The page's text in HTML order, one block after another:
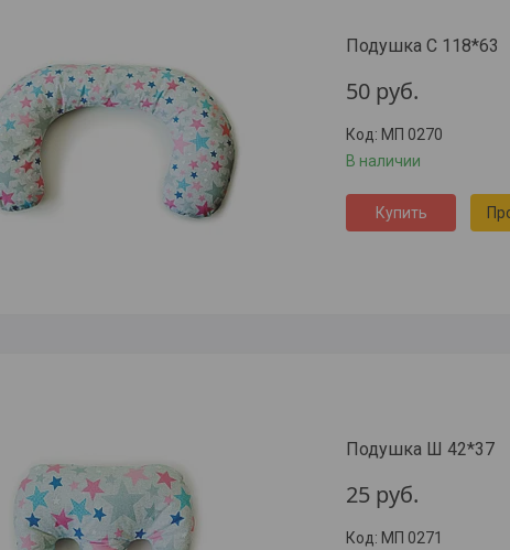
Подушка С 118*63
50 руб.
МП 0270
В наличии
Купить
Подушка Ш 42*37
25 руб.
МП 0271